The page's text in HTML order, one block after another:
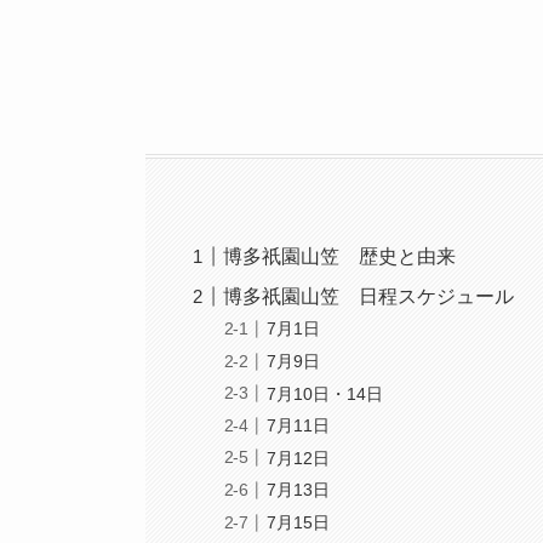
博多祇園山笠 歴史と由来
博多祇園山笠 日程スケジュール
7月1日
7月9日
7月10日・14日
7月11日
7月12日
7月13日
7月15日